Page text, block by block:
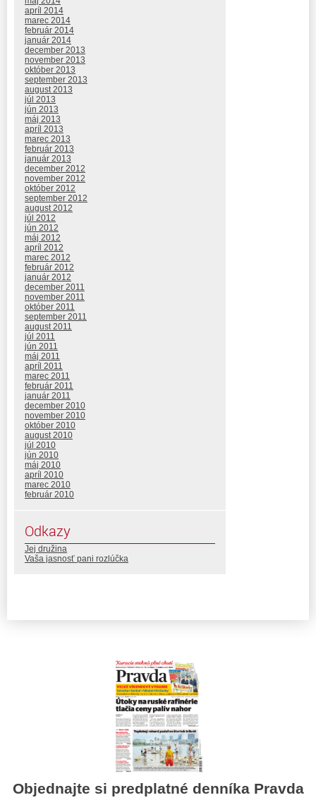
apríl 2014
marec 2014
február 2014
január 2014
december 2013
november 2013
október 2013
september 2013
august 2013
júl 2013
jún 2013
máj 2013
apríl 2013
marec 2013
február 2013
január 2013
december 2012
november 2012
október 2012
september 2012
august 2012
júl 2012
jún 2012
máj 2012
apríl 2012
marec 2012
február 2012
január 2012
december 2011
november 2011
október 2011
september 2011
august 2011
júl 2011
jún 2011
máj 2011
apríl 2011
marec 2011
február 2011
január 2011
december 2010
november 2010
október 2010
august 2010
júl 2010
jún 2010
máj 2010
apríl 2010
marec 2010
február 2010
Odkazy
Jej družina
Vaša jasnosť pani rozlúčka
Objednajte si predplatné denníka Pravda